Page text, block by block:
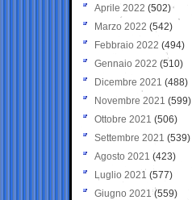
Aprile 2022 (502)
Marzo 2022 (542)
Febbraio 2022 (494)
Gennaio 2022 (510)
Dicembre 2021 (488)
Novembre 2021 (599)
Ottobre 2021 (506)
Settembre 2021 (539)
Agosto 2021 (423)
Luglio 2021 (577)
Giugno 2021(559)